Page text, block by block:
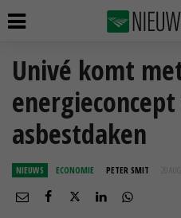
Univé komt
asbestdaken
NIEUWS ECONOMIE PETER SMIT 20